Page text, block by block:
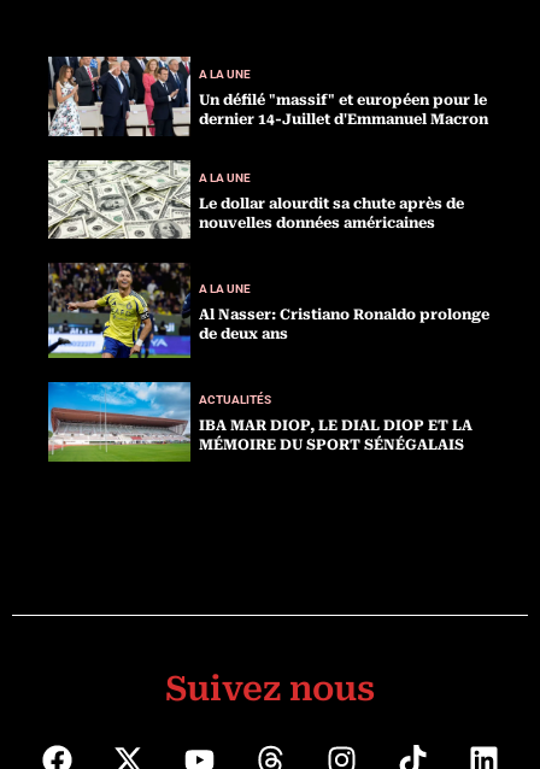
A LA UNE
Un défilé "massif" et européen pour le
dernier 14-Juillet d'Emmanuel Macron
A LA UNE
Le dollar alourdit sa chute après de
nouvelles données américaines
A LA UNE
Al Nasser: Cristiano Ronaldo prolonge
de deux ans
ACTUALITÉS
IBA MAR DIOP, LE DIAL DIOP ET LA
MÉMOIRE DU SPORT SÉNÉGALAIS
Suivez nous